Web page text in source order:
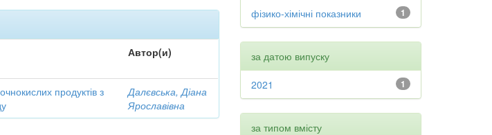
Автор(и)
продуктів з
Далєвська, Діана
Ярославівна
1
фізико-хімічні показники
за датою випуску
1
2021
за типом вмісту